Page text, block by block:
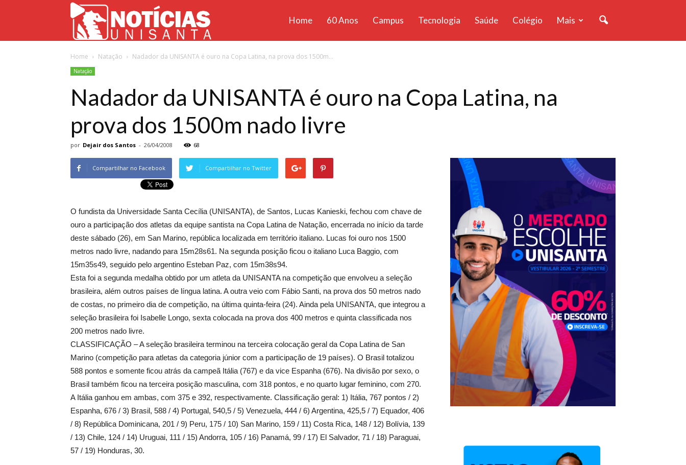
Unisanta
Home 60 Anos Campus Tecnologia Saúde Colégio Mais
Home Natação Nadador da UNISANTA é ouro na Copa Latina, na prova dos 1500m...
Natação
Nadador da UNISANTA é ouro na Copa Latina, na
prova dos 1500m nado livre
por Dejair dos Santos - 26/04/2008 68
Compartilhar no Facebook Compartilhar no Twitter
O fundista da Universidade Santa Cecília (UNISANTA), de Santos, Lucas Kanieski, fechou com chave de
ouro a participação dos atletas da equipe santista na Copa Latina de Natação, encerrada no início da tarde
deste sábado (26), em San Marino, república localizada em território italiano. Lucas foi ouro nos 1500
metros nado livre, nadando para 15m28s61. Na segunda posição ficou o italiano Luca Baggio, com
15m35s49, seguido pelo argentino Esteban Paz, com 15m38s94.
Esta foi a segunda medalha obtido por um atleta da UNISANTA na competição que envolveu a seleção
brasileira, além outros países de língua latina. A outra veio com Fábio Santi, na prova dos 50 metros nado
de costas, no primeiro dia de competição, na última quinta-feira (24). Ainda pela UNISANTA, que integrou a
seleção brasileira foi Isabelle Longo, sexta colocada na prova dos 400 metros e quinta classificada nos
200 metros nado livre.
CLASSIFICAÇÃO – A seleção brasileira terminou na terceira colocação geral da Copa Latina de San
Marino (competição para atletas da categoria júnior com a participação de 19 países). O Brasil totalizou
588 pontos e somente ficou atrás da campeã Itália (767) e da vice Espanha (676). Na divisão por sexo, o
Brasil também ficou na terceira posição masculina, com 318 pontos, e no quarto lugar feminino, com 270.
A Itália ganhou em ambas, com 375 e 392, respectivamente. Classificação geral: 1) Itália, 767 pontos / 2)
Espanha, 676 / 3) Brasil, 588 / 4) Portugal, 540,5 / 5) Venezuela, 444 / 6) Argentina, 425,5 / 7) Equador, 406
/ 8) República Dominicana, 201 / 9) Peru, 175 / 10) San Marino, 159 / 11) Costa Rica, 148 / 12) Bolívia, 139
/ 13) Chile, 124 / 14) Uruguai, 111 / 15) Andorra, 105 / 16) Panamá, 99 / 17) El Salvador, 71 / 18) Paraguai,
57 / 19) Honduras, 30.